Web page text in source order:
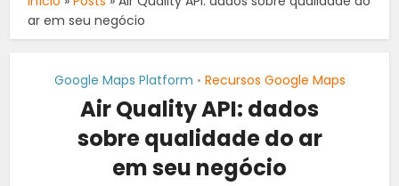
ar em seu negócio
Google Maps Platform • Recursos Google Maps
Air Quality API: dados
sobre qualidade do ar
em seu negócio